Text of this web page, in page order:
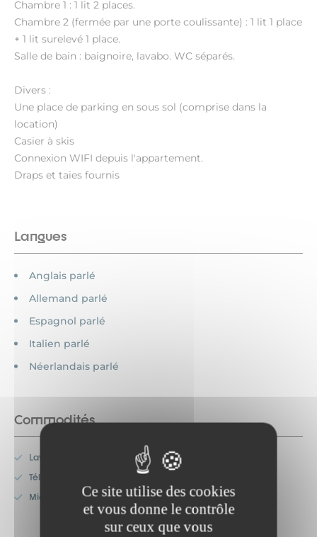
Ce site utilise des cookies
et vous donne le contrôle
sur ceux que vous
Chambre 1 : 1 lit 2 places.
Chambre 2 (fermée par une porte coulissante) : 1 lit 1 place
+ 1 lit surelevé 1 place.
Salle de bain : baignoire, lavabo. WC séparés.
Divers :
Une place de parking en sous sol (comprise dans la
location)
Casier à skis
Connexion WIFI depuis l'appartement.
Draps et taies fournis
Langues
Anglais parlé
Allemand parlé
Espagnol parlé
Italien parlé
Néerlandais parlé
Commodités
Lave-vaisselle
Télévision
Micro-onde